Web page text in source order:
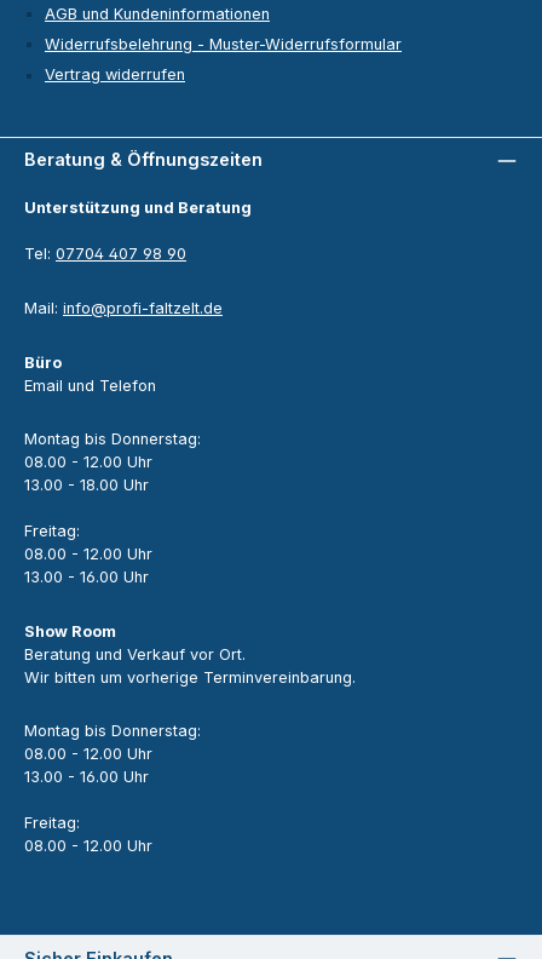
Beratung & Öffnungszeiten
Unterstützung und Beratung
Tel: 07704 407 98 90
Mail: info@profi-faltzelt.de
Büro
Email und Telefon
Montag bis Donnerstag:
08.00 - 12.00 Uhr
13.00 - 18.00 Uhr
Freitag:
08.00 - 12.00 Uhr
13.00 - 16.00 Uhr
Show Room
Beratung und Verkauf vor Ort.
Wir bitten um vorherige Terminvereinbarung.
Montag bis Donnerstag:
08.00 - 12.00 Uhr
13.00 - 16.00 Uhr
Freitag:
08.00 - 12.00 Uhr
AGB und Kundeninformationen
Widerrufsbelehrung - Muster-Widerrufsformular
Vertrag widerrufen